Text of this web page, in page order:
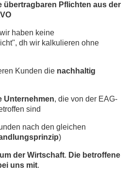
übertragbaren Pflichten aus der
haben keine
dh wir kalkulieren ohne
Kunden die nachhaltig
Unternehmen, die von der EAG-
sind
nach den gleichen
)
der Wirtschaft. Die betroffene
uns mit.